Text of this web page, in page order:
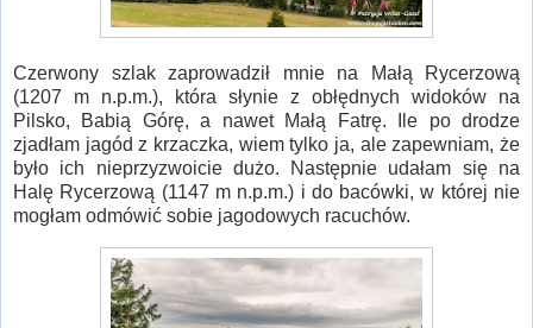
Czerwony szlak zaprowadził mnie na Małą Rycerzową
(1207 m n.p.m.), która słynie z obłędnych widoków na
Pilsko, Babią Górę, a nawet Małą Fatrę. Ile po drodze
zjadłam jagód z krzaczka, wiem tylko ja, ale zapewniam, że
było ich nieprzyzwoicie dużo. Następnie udałam się na
Halę Rycerzową (1147 m n.p.m.) i do bacówki, w której nie
mogłam odmówić sobie jagodowych racuchów.